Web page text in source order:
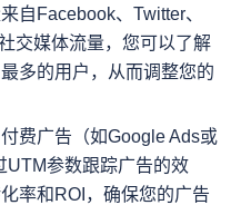
自Facebook、Twitter、
交媒体流量，您可以了解
多的用户，从而调整您的
费广告（如Google Ads或
UTM参数跟踪广告的效
率和ROI，确保您的广告